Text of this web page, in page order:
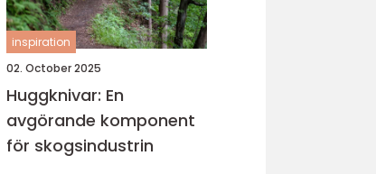
inspiration
02. October 2025
Huggknivar: En
avgörande komponent
för skogsindustrin